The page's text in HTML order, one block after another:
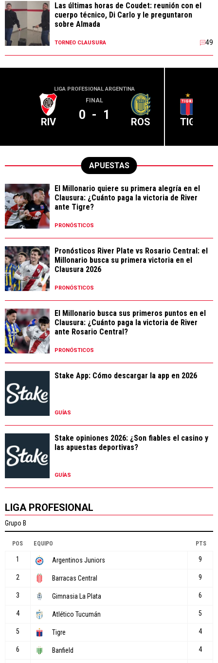
Las últimas horas de Coudet: reunión con el
cuerpo técnico, Di Carlo y le preguntaron
sobre Almada
TORNEO CLAUSURA 49
LIGA PROFESIONAL ARGENTINA
RIV
FINAL
0 - 1 ROS TIG
APUESTAS
El Millonario quiere su primera alegría en el
Clausura: ¿Cuánto paga la victoria de River
ante Tigre?
PRONÓSTICOS
Pronósticos River Plate vs Rosario Central: el
Millonario busca su primera victoria en el
Clausura 2026
PRONÓSTICOS
El Millonario busca sus primeros puntos en el
Clausura: ¿Cuánto paga la victoria de River
ante Rosario Central?
PRONÓSTICOS
Stake App: Cómo descargar la app en 2026
GUÍAS
Stake opiniones 2026: ¿Son fiables el casino y
las apuestas deportivas?
GUÍAS
LIGA PROFESIONAL